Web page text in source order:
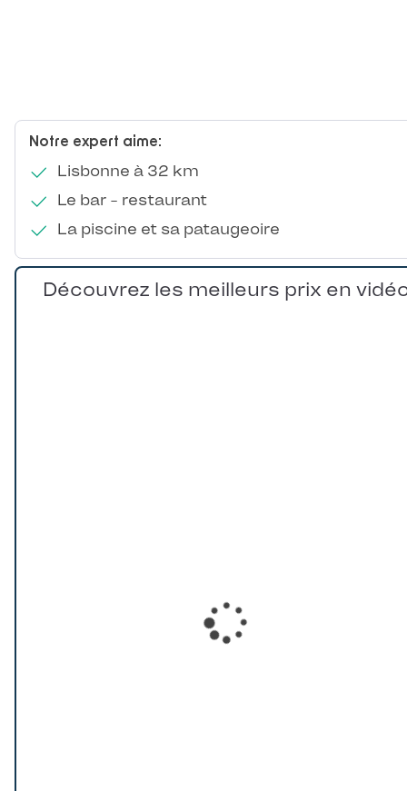
Notre expert aime:
Lisbonne à 32 km
Le bar - restaurant
La piscine et sa pataugeoire
Découvrez les meilleurs prix en